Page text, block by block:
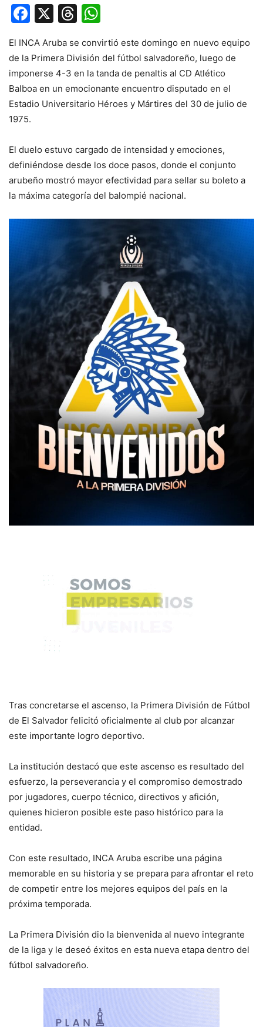
Facebook
X Threads
El INCA Aruba se convirtió este domingo en nuevo equipo
de la Primera División del fútbol salvadoreño, luego de
imponerse 4-3 en la tanda de penaltis al CD Atlético
Balboa en un emocionante encuentro disputado en el
Estadio Universitario Héroes y Mártires del 30 de julio de
1975.
El duelo estuvo cargado de intensidad y emociones,
definiéndose desde los doce pasos, donde el conjunto
arubeño mostró mayor efectividad para sellar su boleto a
la máxima categoría del balompié nacional.
Tras concretarse el ascenso, la Primera División de Fútbol
de El Salvador felicitó oficialmente al club por alcanzar
este importante logro deportivo.
La institución destacó que este ascenso es resultado del
esfuerzo, la perseverancia y el compromiso demostrado
por jugadores, cuerpo técnico, directivos y afición,
quienes hicieron posible este paso histórico para la
entidad.
Con este resultado, INCA Aruba escribe una página
memorable en su historia y se prepara para afrontar el reto
de competir entre los mejores equipos del país en la
próxima temporada.
La Primera División dio la bienvenida al nuevo integrante
de la liga y le deseó éxitos en esta nueva etapa dentro del
fútbol salvadoreño.